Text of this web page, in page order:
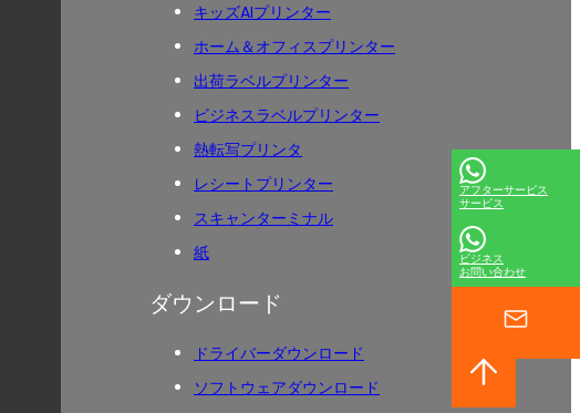
キッズAIプリンター
ホーム＆オフィスプリンター
出荷ラベルプリンター
ビジネスラベルプリンター
熱転写プリンタ
レシートプリンター
スキャンターミナル
紙
ダウンロード
ドライバーダウンロード
ソフトウェアダウンロード
アフターサービス
サービス
ビジネス
お問い合わせ